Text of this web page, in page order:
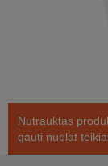
Nutrauktas
gauti nuolat